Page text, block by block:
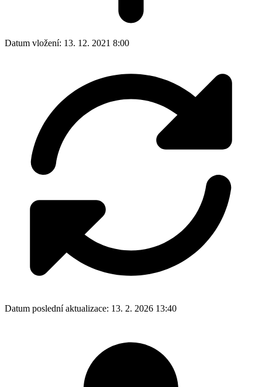
Datum vložení: 13. 12. 2021 8:00
Datum poslední aktualizace: 13. 2. 2026 13:40